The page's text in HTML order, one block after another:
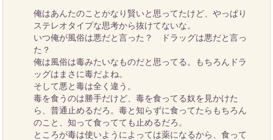
俺はあんたのことかなり賢いと思ってたけど、やっぱり
ステレオタイプな思考から抜けてないな。
いつ俺が風俗は悪だと言った？ ドラッグは悪だと言っ
た？
俺は風俗は毒みたいなものだと思ってる。もちろんドラ
ッグはまさに毒だよね。
そして悪と毒は全く違う。
毒を食うのは勝手だけど、毒を食ってる奴を見かけた
ら、普通止めるだろ。毒と知らずに食ってたらもちろん
のこと、知って食ってても止めるだろ。
ところが毒は使いようによっては薬になるから、食って